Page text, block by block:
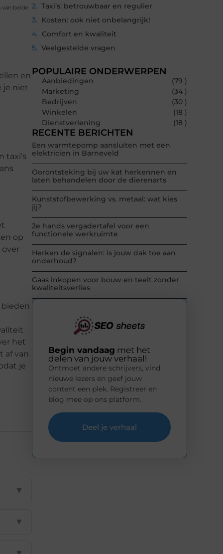
beide
en
je niet
taxi’s
op
over
het
af van
je
▼
▼
Taxi’s: betrouwbaar en regulier
Kosten: ook niet onbelangrijk!
Comfort en kwaliteit
Veelgestelde vragen
POPULAIRE ONDERWERPEN
Aanbiedingen
(79 )
Marketing
(34 )
Bedrijven
(30 )
Winkelen
(18 )
Dienstverlening
(18 )
RECENTE BERICHTEN
Een warmtepomp aansluiten met een
elektricien in Barneveld
Oorontsteking bij uw kat herkennen en
laten behandelen door de dierenarts
Kunststofbewerking vs. metaal: wat kies
jij?
2e hands vergadertafel voor een
functionele werkruimte
Herken de signalen: is jouw dak toe aan
onderhoud?
Gaas inkopen voor bouw en teelt zonder
kwaliteitsverlies
Begin vandaag met het
delen van jouw verhaal!
Ontmoet andere schrijvers, vind
nieuwe lezers en geef jouw
content een plek. Registreer en
blog mee op ons platform.
Deel je verhaal